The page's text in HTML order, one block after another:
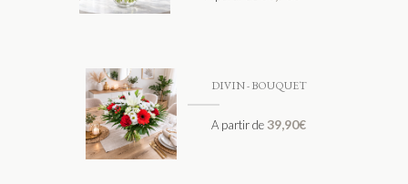
DIVIN - BOUQUET
A partir de39,90€